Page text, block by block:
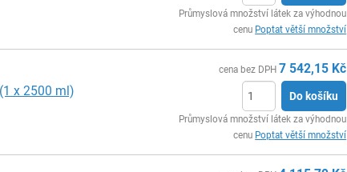
Průmyslová množství látek za výhodnou
cenu Poptat větší množství
x 2500 ml)
cena bez DPH 7 542,15 Kč
Do košíku
Průmyslová množství látek za výhodnou
cenu Poptat větší množství